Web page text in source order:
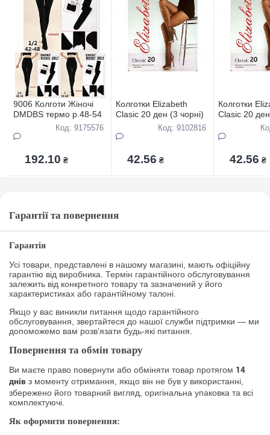
9006 Колготи Жіночі
DMDBS термо р.48-54
Код: 9175576
192.10 ₴
Колготки Elizabeth
Clasic 20 ден (3 чорні)
Код: 9102816
42.56 ₴
Колготки
Clasic 20
42.56 ₴
Гарантії та повернення
Гарантія
Усі товари, представлені в нашому магазині, мають офіційну
гарантію від виробника. Термін гарантійного обслуговування
залежить від конкретного товару та зазначений у його
характеристиках або гарантійному талоні.
Якщо у вас виникли питання щодо гарантійного
обслуговування, звертайтеся до нашої служби підтримки — ми
допоможемо вам розв’язати будь-які питання.
Повернення та обмін товару
Ви маєте право повернути або обміняти товар протягом 14
днів з моменту отримання, якщо він не був у використанні,
збережено його товарний вигляд, оригінальна упаковка та всі
комплектуючі.
Як оформити повернення: